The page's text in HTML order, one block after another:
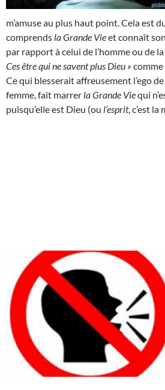
m’amuse au plus haut point. Cela est
comprends la Grande Vieet connaît
par rapport à celui de l’homme ou de
Ces être qui ne savent plus Dieu » comme
Ce qui blesserait affreusement l’ego
femme, fait marrer la Grande Viequi
puisqu’elle est Dieu (ou l’esprit, c’est la